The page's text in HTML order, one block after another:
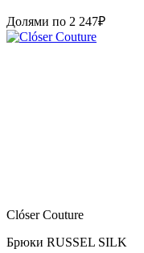
Долями по 2 247₽
Clóser Couture
Брюки RUSSEL SILK